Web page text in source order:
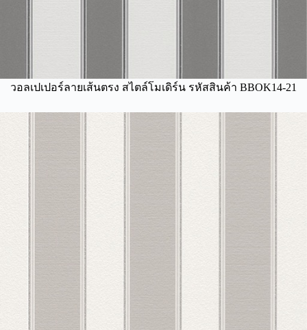
วอลเปเปอร์ลายเส้นตรง สไตล์โมเดิร์น รหัสสินค้า BBOK14-21